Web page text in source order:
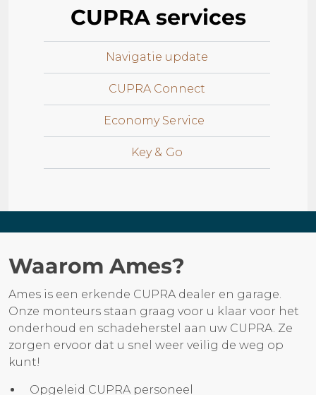
CUPRA services
Navigatie update
CUPRA Connect
Economy Service
Key & Go
Waarom Ames?
Ames is een erkende CUPRA dealer en garage.
Onze monteurs staan graag voor u klaar voor het
onderhoud en schadeherstel aan uw CUPRA. Ze
zorgen ervoor dat u snel weer veilig de weg op
kunt!
Opgeleid CUPRA personeel